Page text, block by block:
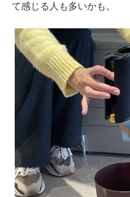
て感じる人も多いかも。